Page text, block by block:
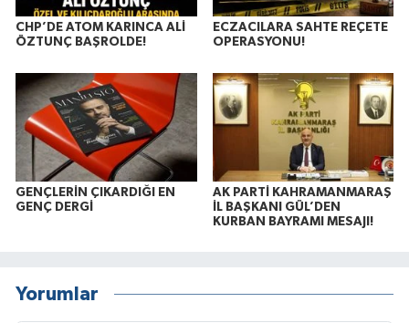
CHP’DE ATOM KARINCA ALİ
ÖZTUNÇ BAŞROLDE!
ECZACILARA SAHTE REÇETE
OPERASYONU!
GENÇLERİN ÇIKARDIĞI EN
GENÇ DERGİ
AK PARTİ KAHRAMANMARAŞ
İL BAŞKANI GÜL’DEN
KURBAN BAYRAMI MESAJI!
Yorumlar